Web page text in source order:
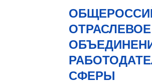
ОТРАСЛЕВОЕ
СФЕРЫ